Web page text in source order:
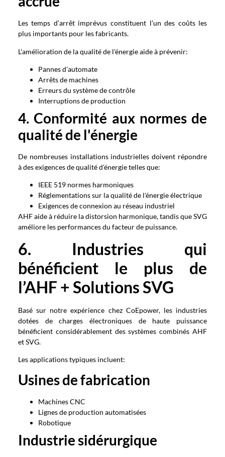
Les temps d’arrêt imprévus constituent l’un des coûts les
plus importants pour les fabricants.
L'amélioration de la qualité de l'énergie aide à prévenir:
Pannes d'automate
Arrêts de machines
Erreurs du système de contrôle
Interruptions de production
4. Conformité aux normes de
qualité de l'énergie
De nombreuses installations industrielles doivent répondre
à des exigences de qualité d'énergie telles que:
IEEE 519 normes harmoniques
Réglementations sur la qualité de l'énergie électrique
Exigences de connexion au réseau industriel
AHF aide à réduire la distorsion harmonique, tandis que SVG
améliore les performances du facteur de puissance.
6. Industries qui
bénéficient le plus de
l’AHF + Solutions SVG
Basé sur notre expérience chez CoEpower, les industries
dotées de charges électroniques de haute puissance
bénéficient considérablement des systèmes combinés AHF
et SVG.
Les applications typiques incluent:
Usines de fabrication
Machines CNC
Lignes de production automatisées
Robotique
Industrie sidérurgique